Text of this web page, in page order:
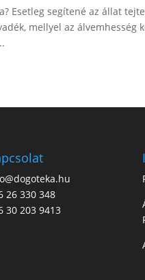
Esetleg segítené az állat
mellyel az
26 330 348
30 203 9413